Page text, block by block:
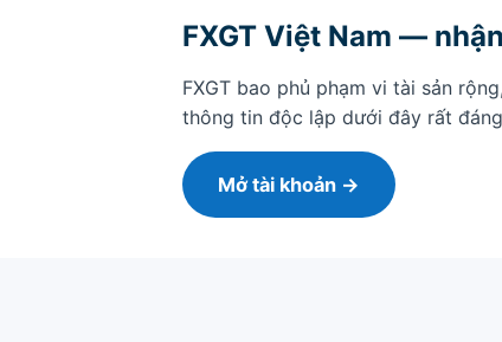
FXGT Việt Nam —
FXGT bao phủ phạm vi tài sản
thông tin độc lập dưới đây rất
Mở tài khoản →